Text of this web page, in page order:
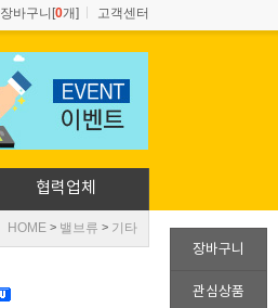
장바구니
관심상품
장바구니[0개] 고객센터
협력업체
HOME > 밸브류 > 기타